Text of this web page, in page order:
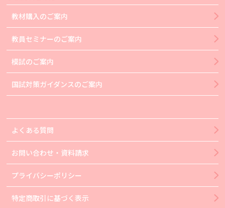
教材購入のご案内
教員セミナーのご案内
模試のご案内
国試対策ガイダンスのご案内
よくある質問
お問い合わせ・資料請求
プライバシーポリシー
特定商取引に基づく表示